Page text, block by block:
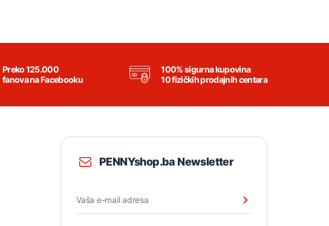
Preko 125.000
fanova na Facebooku
100% sigurna kupovina
10 fizičkih prodajnih centara
PENNYshop.ba Newsletter